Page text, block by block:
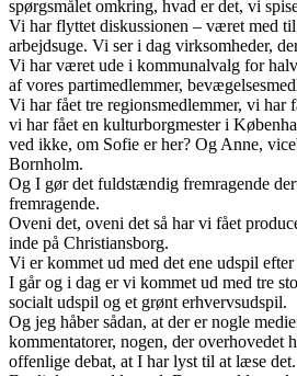
spørgsmålet omkring, hvad er det, vi
Vi har flyttet diskussionen – været med
arbejdsuge. Vi ser i dag virksomheder,
Vi har været ude i kommunalvalg for
af vores partimedlemmer,
Vi har fået tre regionsmedlemmer, vi har
vi har fået en kulturborgmester i
ved ikke, om Sofie er her? Og Anne,
Bornholm.
Og I gør det fuldstændig fremragende
fremragende.
Oveni det, oveni det så har vi fået
inde på Christiansborg.
Vi er kommet ud med det ene udspil efter
I går og i dag er vi kommet ud med tre
socialt udspil og et grønt erhvervsudspil.
Og jeg håber sådan, at der er nogle
kommentatorer, nogen, der overhovedet
offenlige debat, at I har lyst til at læse det.